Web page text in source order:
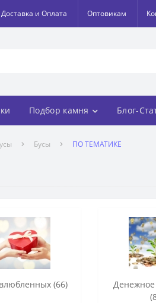
Доставка и Оплата Оптовикам
Подбор камня Блог-
Бусы ПО ТЕМАТИКЕ
(66)